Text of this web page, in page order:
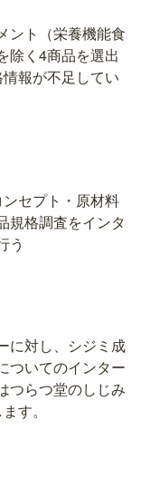
ント（栄養機能食
除く4商品を選出
報が不足してい
セプト・原材料
規格調査をインタ
う
に対し、シジミ成
ついてのインター
つらつ堂のしじみ
す。